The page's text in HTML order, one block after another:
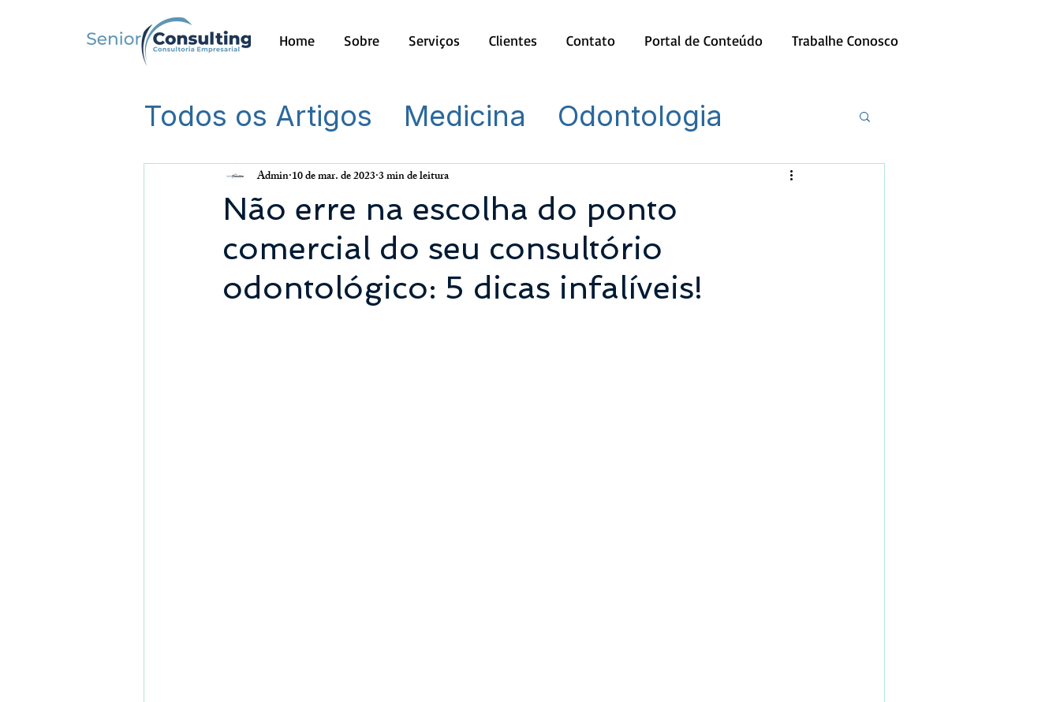
Home Sobre Serviços Clientes Contato Portal de Conteúdo Trabalhe Conosco
Todos os Artigos Medicina
Odontologia
Outros
Não erre na escolha do ponto
comercial do seu consultório
odontológico: 5 dicas infalíveis!
Admin 10 de mar. de 20233 min de leitura